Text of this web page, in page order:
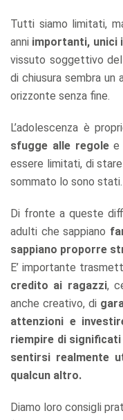
Tutti siamo limitati,
anni importanti, unici
vissuto soggettivo
di chiusura sembra un
orizzonte senza fine.
L’adolescenza è
sfugge alle regolee
essere limitati, di
sommato lo sono stati.
Di fronte a queste
adulti che sappiano
sappiano proporre
E’ importante
credito ai ragazzi,
anche creativo, di
attenzioni e
riempire di
sentirsi realmente
qualcun altro.
Diamo loro consigli